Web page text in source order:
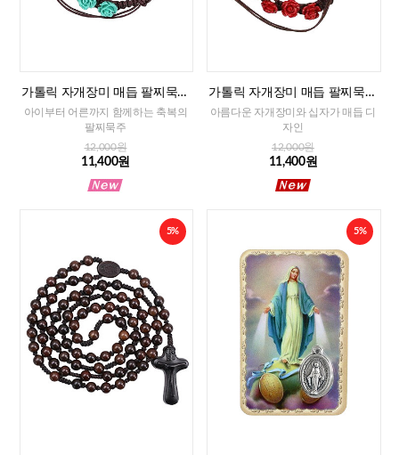
가톨릭 자개장미 매듭 팔찌묵주
(민트)-8mm
아이부터 어른까지 함께하는 축복의
팔찌묵주
12,000원
11,400원
가톨릭 자개장미 매듭 팔찌묵주
(레드)-8mm
아름다운 자개장미와 십자가 매듭 디
자인
12,000원
11,400원
5% 5%